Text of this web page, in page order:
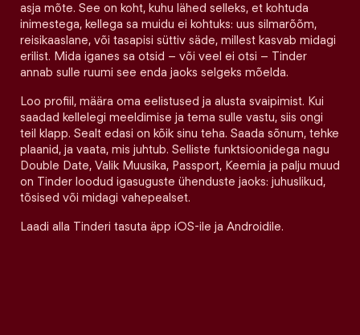
asja mõte. See on koht, kuhu lähed selleks, et kohtuda
inimestega, kellega sa muidu ei kohtuks: uus silmarõõm,
reisikaaslane, või tasapisi süttiv säde, millest kasvab midagi
erilist. Mida iganes sa otsid – või veel ei otsi – Tinder
annab sulle ruumi see enda jaoks selgeks mõelda.
Loo profiil, määra oma eelistused ja alusta svaipimist. Kui
saadad kellelegi meeldimise ja tema sulle vastu, siis ongi
teil klapp. Sealt edasi on kõik sinu teha. Saada sõnum, tehke
plaanid, ja vaata, mis juhtub. Selliste funktsioonidega nagu
Double Date, Valik Muusika, Passport, Keemia ja palju muud
on Tinder loodud igasuguste ühenduste jaoks: juhuslikud,
tõsised või midagi vahepealset.
Laadi alla Tinderi tasuta äpp iOS-ile ja Androidile.